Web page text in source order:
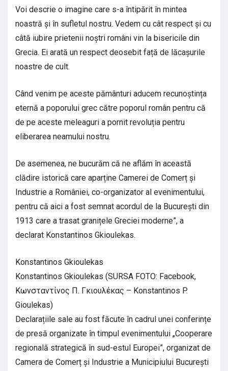
Voi descrie o imagine care s-a întipărit în mintea
noastră și în sufletul nostru. Vedem cu cât respect și cu
câtă iubire prietenii noștri români vin la bisericile din
Grecia. Ei arată un respect deosebit față de lăcașurile
noastre de cult.
Când venim pe aceste pământuri aducem recunoștința
eternă a poporului grec către poporul român pentru că
de pe aceste meleaguri a pornit revoluția pentru
eliberarea neamului nostru.
De asemenea, ne bucurăm că ne aflăm în această
clădire istorică care aparține Camerei de Comerț și
Industrie a României, co-organizator al evenimentului,
pentru că aici a fost semnat acordul de la București din
1913 care a trasat granițele Greciei moderne”, a
declarat Konstantinos Gkioulekas.
Konstantinos Gkioulekas
Konstantinos Gkioulekas (SURSA FOTO: Facebook,
Κωνσταντίνος Π. Γκιουλέκας – Konstantinos P.
Gioulekas)
Declarațiile sale au fost făcute în cadrul unei conferințe
de presă organizate în timpul evenimentului „Cooperare
regională strategică în sud-estul Europei”, organizat de
Camera de Comerț și Industrie a Municipiului București